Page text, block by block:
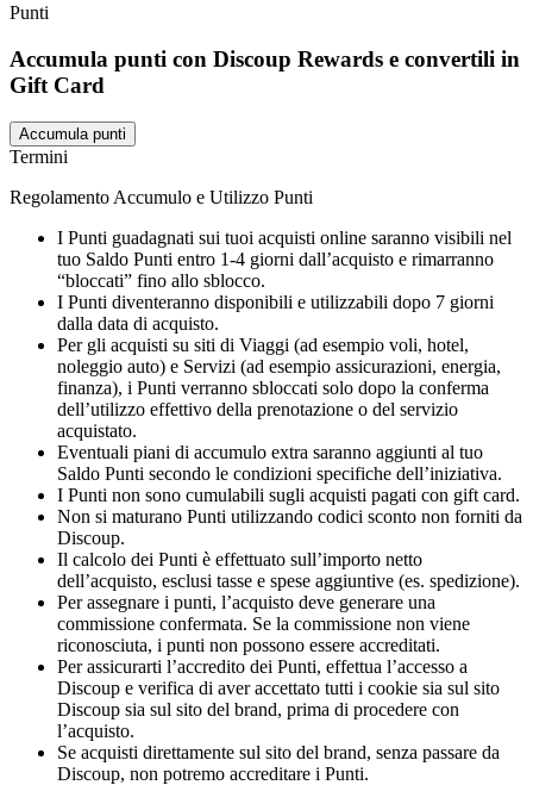
Punti
Accumula punti con Discoup Rewards e convertili in
Gift Card
Accumula punti
Termini
Regolamento Accumulo e Utilizzo Punti
I Punti guadagnati sui tuoi acquisti online saranno visibili nel
tuo Saldo Punti entro 1-4 giorni dall’acquisto e rimarranno
“bloccati” fino allo sblocco.
I Punti diventeranno disponibili e utilizzabili dopo 7 giorni
dalla data di acquisto.
Per gli acquisti su siti di Viaggi (ad esempio voli, hotel,
noleggio auto) e Servizi (ad esempio assicurazioni, energia,
finanza), i Punti verranno sbloccati solo dopo la conferma
dell’utilizzo effettivo della prenotazione o del servizio
acquistato.
Eventuali piani di accumulo extra saranno aggiunti al tuo
Saldo Punti secondo le condizioni specifiche dell’iniziativa.
I Punti non sono cumulabili sugli acquisti pagati con gift card.
Non si maturano Punti utilizzando codici sconto non forniti da
Discoup.
Il calcolo dei Punti è effettuato sull’importo netto
dell’acquisto, esclusi tasse e spese aggiuntive (es. spedizione).
Per assegnare i punti, l’acquisto deve generare una
commissione confermata. Se la commissione non viene
riconosciuta, i punti non possono essere accreditati.
Per assicurarti l’accredito dei Punti, effettua l’accesso a
Discoup e verifica di aver accettato tutti i cookie sia sul sito
Discoup sia sul sito del brand, prima di procedere con
l’acquisto.
Se acquisti direttamente sul sito del brand, senza passare da
Discoup, non potremo accreditare i Punti.